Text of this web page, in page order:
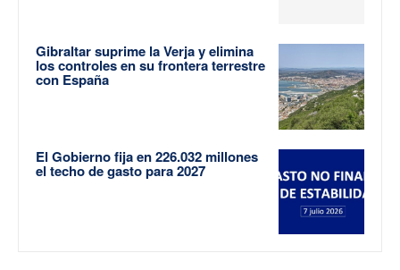
Gibraltar suprime la Verja y elimina
los controles en su frontera terrestre
con España
El Gobierno fija en 226.032 millones
el techo de gasto para 2027